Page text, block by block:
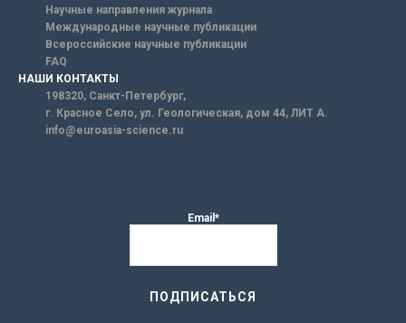
Научные направления журнала
Международные научные публикации
Всероссийские научные публикации
FAQ
НАШИ КОНТАКТЫ
198320, Санкт-Петербург,
г. Красное Село, ул. Геологическая, дом 44, ЛИТ А.
info@euroasia-science.ru
Email*